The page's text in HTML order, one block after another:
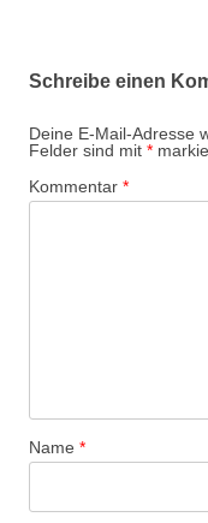
Schreibe einen
Deine E-Mail-Adresse
Felder sind mit *
Kommentar *
Name *